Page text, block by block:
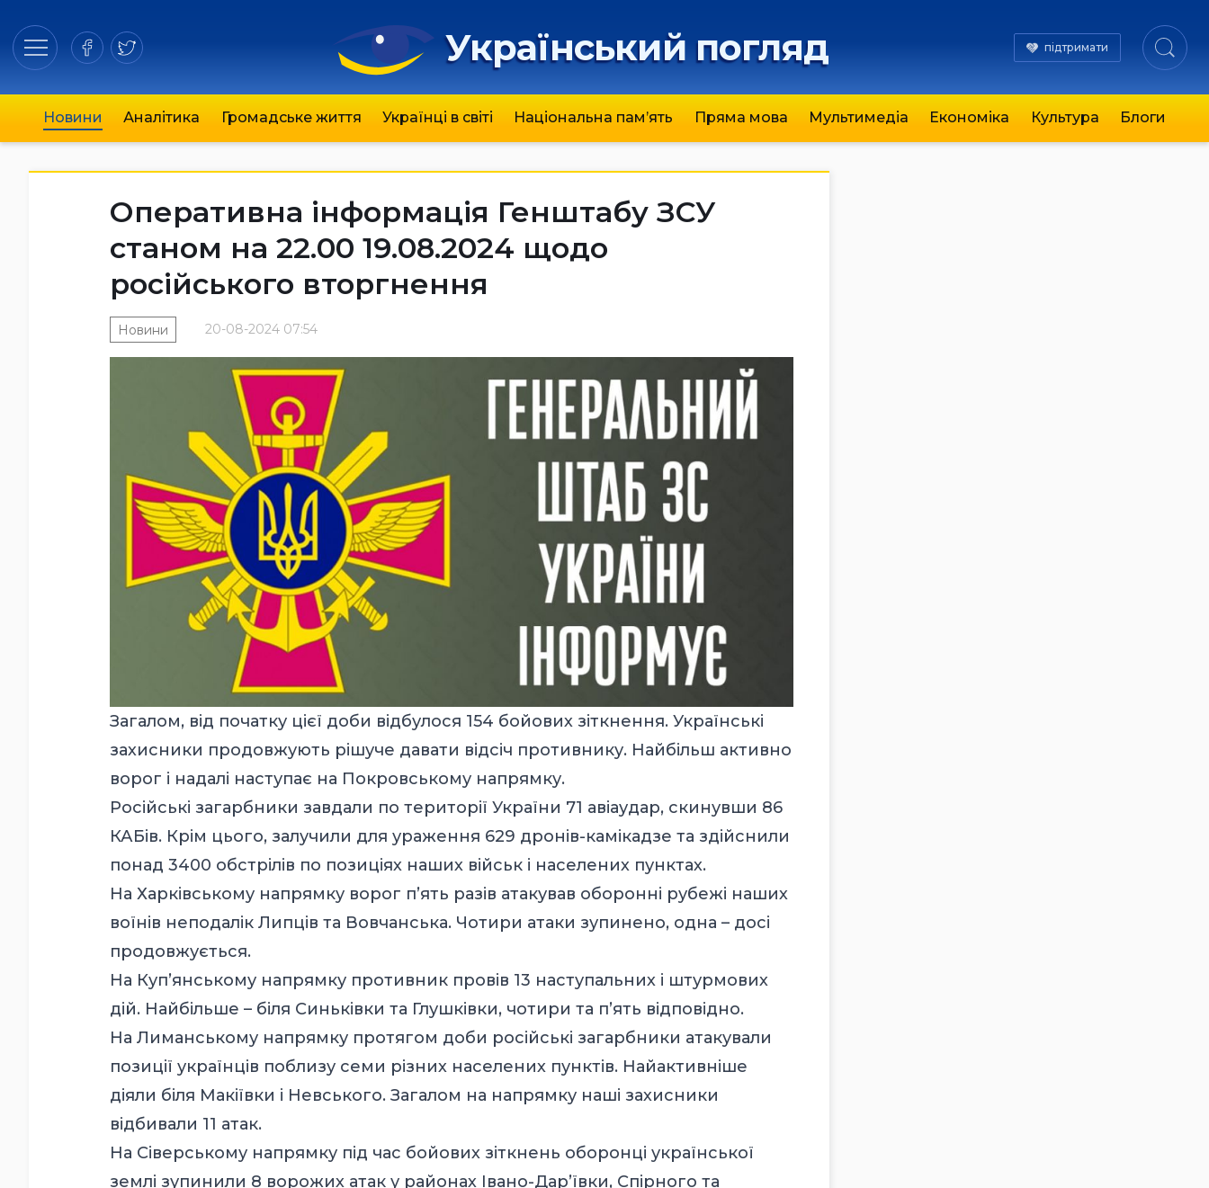
Український погляд підтримати
Новини Аналітика Громадське життя Українці в світі Національна пам’ять Пряма мова Мультимедіа Економіка Культура Блоги
Оперативна інформація Генштабу ЗСУ
станом на 22.00 19.08.2024 щодо
російського вторгнення
20-08-2024 07:54
Новини
Загалом, від початку цієї доби відбулося 154 бойових зіткнення. Українські
захисники продовжують рішуче давати відсіч противнику. Найбільш активно
ворог і надалі наступає на Покровському напрямку.
Російські загарбники завдали по території України 71 авіаудар, скинувши 86
КАБів. Крім цього, залучили для ураження 629 дронів-камікадзе та здійснили
понад 3400 обстрілів по позиціях наших військ і населених пунктах.
На Харківському напрямку ворог п’ять разів атакував оборонні рубежі наших
воїнів неподалік Липців та Вовчанська. Чотири атаки зупинено, одна – досі
продовжується.
На Куп’янському напрямку противник провів 13 наступальних і штурмових
дій. Найбільше – біля Синьківки та Глушківки, чотири та п’ять відповідно.
На Лиманському напрямку протягом доби російські загарбники атакували
позиції українців поблизу семи різних населених пунктів. Найактивніше
діяли біля Макіївки і Невського. Загалом на напрямку наші захисники
відбивали 11 атак.
На Сіверському напрямку під час бойових зіткнень оборонці української
землі зупинили 8 ворожих атак у районах Івано-Дар’ївки, Спірного та